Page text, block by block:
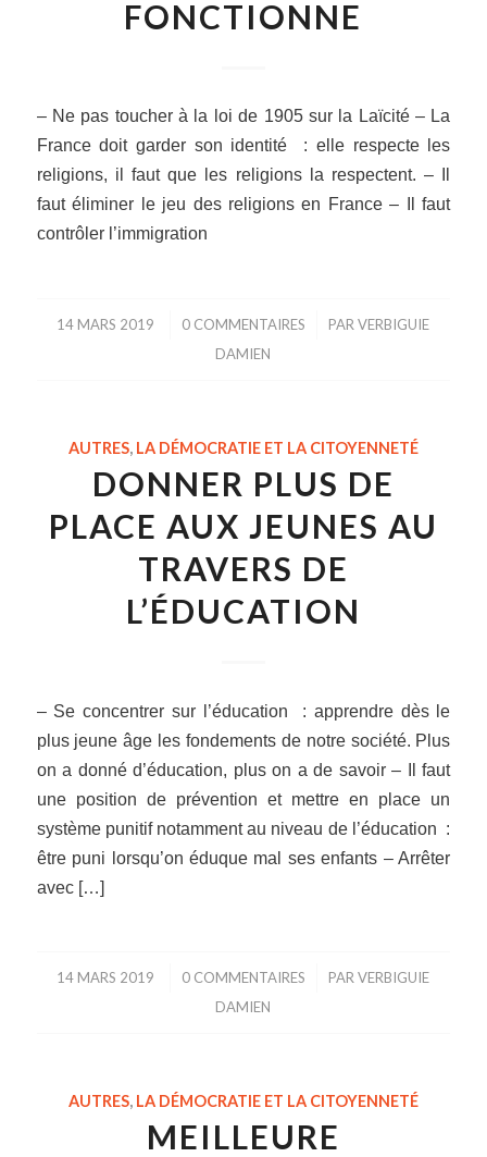
FONCTIONNE
– Ne pas toucher à la loi de 1905 sur la Laïcité – La
France doit garder son identité : elle respecte les
religions, il faut que les religions la respectent. – Il
faut éliminer le jeu des religions en France – Il faut
contrôler l’immigration
14 MARS 2019
/ 0 COMMENTAIRES
/ PARVERBIGUIE
DAMIEN
AUTRES, LA DÉMOCRATIE ET LA CITOYENNETÉ
DONNER PLUS DE
PLACE AUX JEUNES AU
TRAVERS DE
L’ÉDUCATION
– Se concentrer sur l’éducation : apprendre dès le
plus jeune âge les fondements de notre société. Plus
on a donné d’éducation, plus on a de savoir – Il faut
une position de prévention et mettre en place un
système punitif notamment au niveau de l’éducation :
être puni lorsqu’on éduque mal ses enfants – Arrêter
avec […]
14 MARS 2019
/ 0 COMMENTAIRES
/ PARVERBIGUIE
DAMIEN
AUTRES, LA DÉMOCRATIE ET LA CITOYENNETÉ
MEILLEURE